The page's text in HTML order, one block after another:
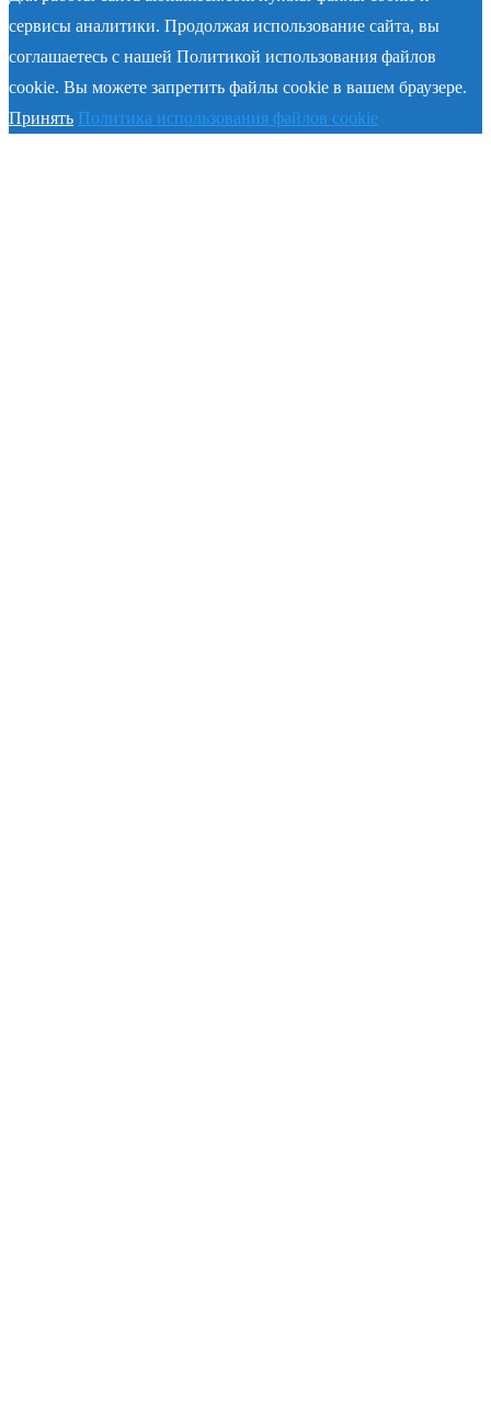
сервисы аналитики. Продолжая использование сайта, вы
соглашаетесь с нашей Политикой использования файлов
cookie. Вы можете запретить файлы cookie в вашем браузере.
Принять Политика использования файлов cookie